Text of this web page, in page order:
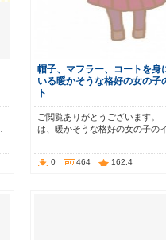
帽子、マフラー、コートを身
いる暖かそうな格好の女の子
ト
ご閲覧ありがとうございます。
は、暖かそうな格好の女の子の
0 464 162.4